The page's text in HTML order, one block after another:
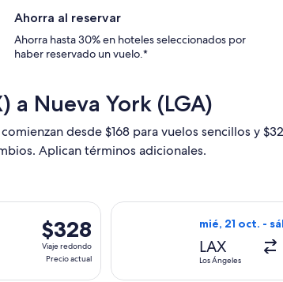
Ahorra al reservar
Ahorra hasta 30% en hoteles seleccionados por
haber reservado un vuelo.*
a Nueva York (LGA)
desde $168 para vuelos sencillos y
Aplican términos adicionales.
$328
Viaje
redondo,
$328
Viaje redondo
Precio actual
desde Los Ángeles hacia Nueva York,
mié, 21 oct. -
LAX
Los Ángeles
Seleccionar